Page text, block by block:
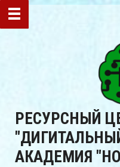
РЕСУРСНЫЙ
АКАДЕМИЯ